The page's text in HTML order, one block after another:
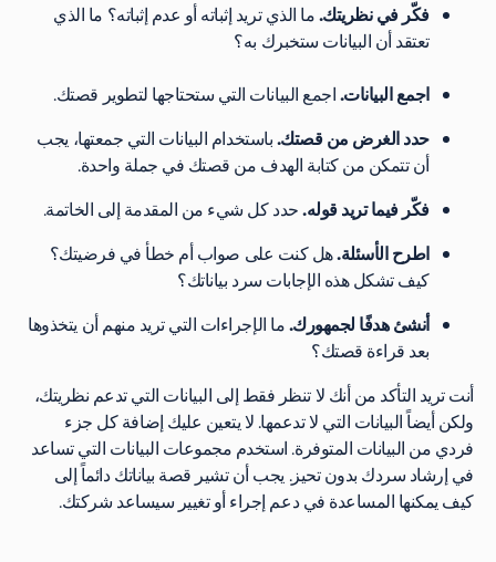
فكّر في نظريتك.ما الذي تريد إثباته أو عدم إثباته؟ ما الذي
تعتقد أن البيانات ستخبرك به؟
اجمع البيانات.اجمع البيانات التي ستحتاجها لتطوير قصتك.
حدد الغرض من قصتك.باستخدام البيانات التي جمعتها، يجب
أن تتمكن من كتابة الهدف من قصتك في جملة واحدة.
فكّر فيما تريد قوله.حدد كل شيء من المقدمة إلى الخاتمة.
اطرح الأسئلة.هل كنت على صواب أم خطأ في فرضيتك؟
كيف تشكل هذه الإجابات سرد بياناتك؟
أنشئ هدفًا لجمهورك.ما الإجراءات التي تريد منهم أن يتخذوها
بعد قراءة قصتك؟
أنت تريد التأكد من أنك لا تنظر فقط إلى البيانات التي تدعم نظريتك،
ولكن أيضاً البيانات التي لا تدعمها. لا يتعين عليك إضافة كل جزء
فردي من البيانات المتوفرة. استخدم مجموعات البيانات التي تساعد
في إرشاد سردك بدون تحيز. يجب أن تشير قصة بياناتك دائماً إلى
كيف يمكنها المساعدة في دعم إجراء أو تغيير سيساعد شركتك.